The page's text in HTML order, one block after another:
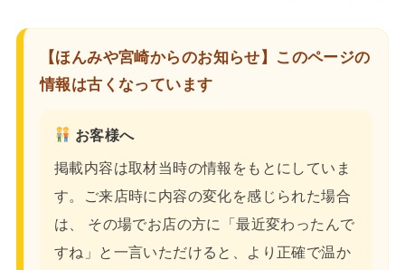
【ほんみや宮崎からのお知らせ】このページの
情報は古くなっています
お客様へ
掲載内容は取材当時の情報をもとにしていま
す。ご来店時に内容の変化を感じられた場合
は、 その場でお店の方に「最近変わったんで
すね」と一言いただけると、より正確で温か